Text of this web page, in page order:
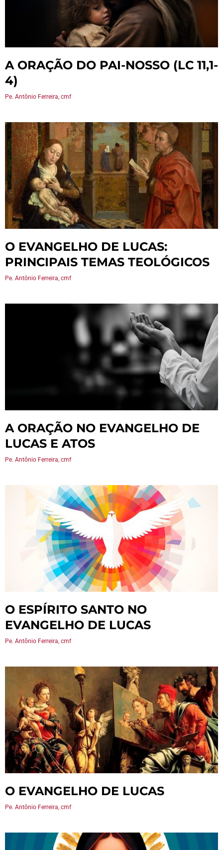
A ORAÇÃO DO PAI-NOSSO (LC 11,1-
4)
Pe. Antônio Ferreira, cmf
O EVANGELHO DE LUCAS:
PRINCIPAIS TEMAS TEOLÓGICOS
Pe. Antônio Ferreira, cmf
A ORAÇÃO NO EVANGELHO DE
LUCAS E ATOS
Pe. Antônio Ferreira, cmf
O ESPÍRITO SANTO NO
EVANGELHO DE LUCAS
Pe. Antônio Ferreira, cmf
O EVANGELHO DE LUCAS
Pe. Antônio Ferreira, cmf